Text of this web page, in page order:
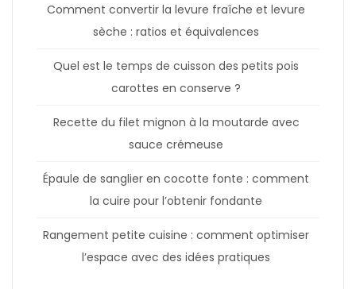
Comment convertir la levure fraîche et levure
sèche : ratios et équivalences
Quel est le temps de cuisson des petits pois
carottes en conserve ?
Recette du filet mignon à la moutarde avec
sauce crémeuse
Épaule de sanglier en cocotte fonte : comment
la cuire pour l’obtenir fondante
Rangement petite cuisine : comment optimiser
l’espace avec des idées pratiques